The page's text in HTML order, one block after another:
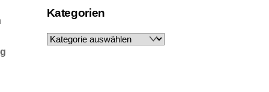
Kategorien
Kategorien